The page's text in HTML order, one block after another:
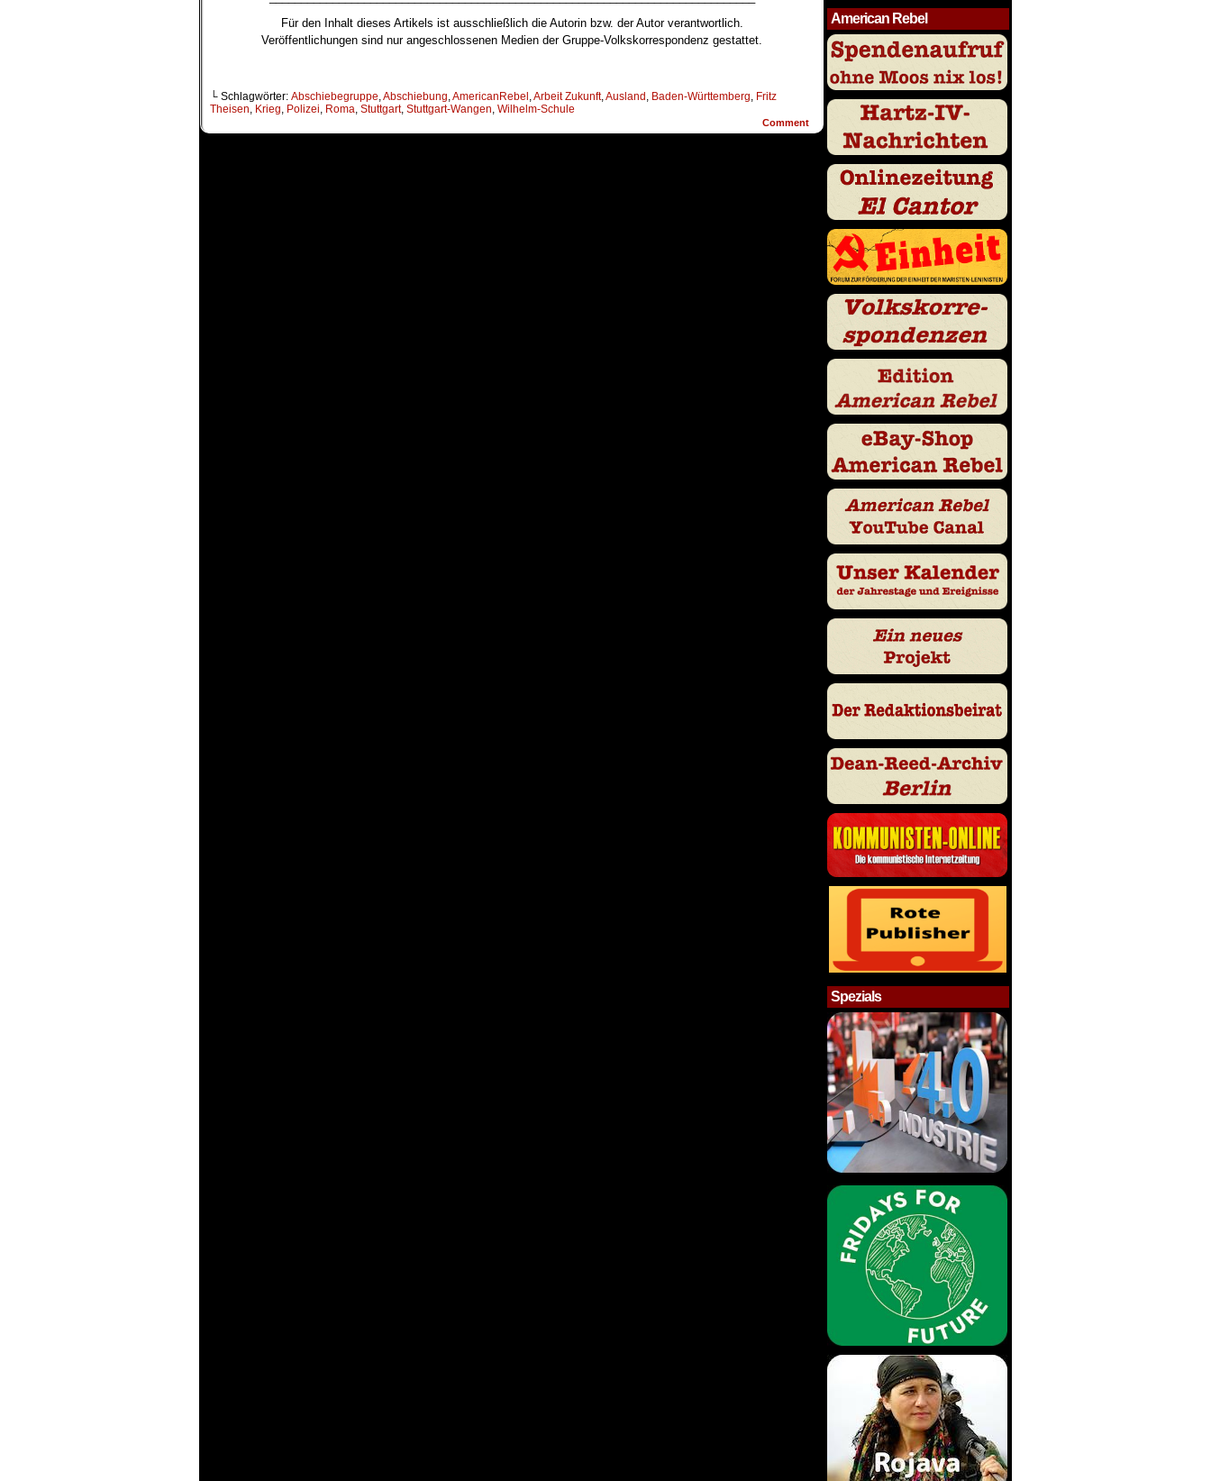
Für den Inhalt dieses Artikels ist ausschließlich die Autorin bzw. der Autor verantwortlich.
Veröffentlichungen sind nur angeschlossenen Medien der Gruppe-Volkskorrespondenz gestattet.
└ Schlagwörter: Abschiebegruppe,Abschiebung,AmericanRebel ,Arbeit Zukunft,Ausland , Baden-Württemberg, Fritz
Theisen, Krieg, Polizei, Roma, Stuttgart, Stuttgart-Wangen, Wilhelm-Schule
Comment
American Rebel
Spezials